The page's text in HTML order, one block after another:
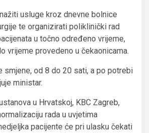
usluge kroz dnevne bolnice
te organizirati poliklinički rad
u točno određeno vrijeme,
vrijeme provedeno u čekaonicama.
smjene, od 8 do 20 sati, a po potrebi
ministar.
u Hrvatskoj, KBC Zagreb,
rada u uvjetima
pacijente će pri ulasku čekati